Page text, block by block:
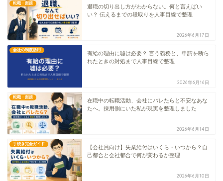
転職・面接
退職の切り出し方がわからない。何と言えばい
い？ 伝えるまでの段取りを人事目線で整理
2026年6月17日
会社の制度活用
有給の理由に嘘は必要？ 言う義務と、申請を断ら
れたときの対処まで人事目線で整理
2026年6月16日
転職・面接
在職中の転職活動、会社にバレたらと不安なあな
たへ。採用側にいた私が現実を整理しました
2026年6月14日
手続き完全ガイド
【会社員向け】失業給付はいくら・いつから？自
己都合と会社都合で何が変わるか整理
2026年6月10日